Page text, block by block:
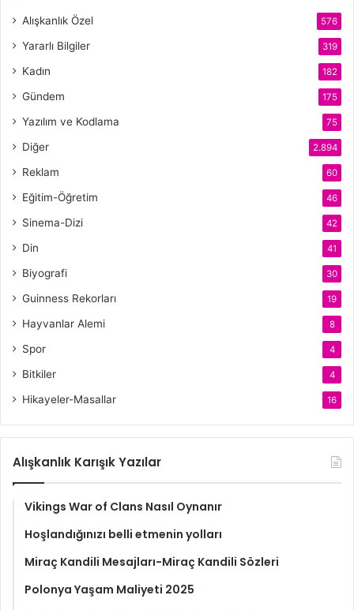
Alışkanlık Özel 576
Yararlı Bilgiler 319
Kadın 182
Gündem 175
Yazılım ve Kodlama 75
Diğer 2.894
Reklam 60
Eğitim-Öğretim 46
Sinema-Dizi 42
Din 41
Biyografi 30
Guinness Rekorları 19
Hayvanlar Alemi 8
Spor 4
Bitkiler 4
Hikayeler-Masallar 16
Alışkanlık Karışık Yazılar
Vikings War of Clans Nasıl Oynanır
Hoşlandığınızı belli etmenin yolları
Miraç Kandili Mesajları-Miraç Kandili Sözleri
Polonya Yaşam Maliyeti 2025